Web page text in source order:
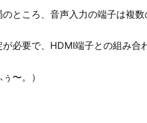
のところ、音声入力の端子は複
が必要で、HDMI端子との組み合
ぅ〜。）